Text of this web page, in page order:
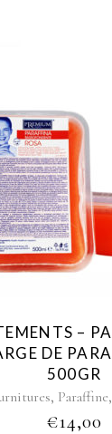
–
DE
500GR
, Paraffine,
€14,00